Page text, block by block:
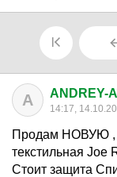
A ANDREY-
14:17,
Продам НОВУЮ ,
текстильная Joe
Стоит защита